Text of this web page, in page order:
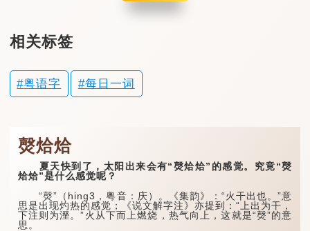
相关标签
粤语字 每日一词
㷫烚烚
夏天快到了，太阳出来会有“㷫烚烚”的感觉。究竟“㷫
烚烚”是什么感觉呢？
“㷫”（hing3，粤音：庆）。《集韵》：“火干出也。”意
思是出现灼热的感觉；《说文解字注》亦提到：“上出为干，
下注则为溼。”火从下而上燃烧，热气向上，这就是“㷫”的意
思。